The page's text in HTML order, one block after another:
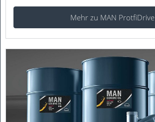
Mehr zu MAN ProtfiDrive